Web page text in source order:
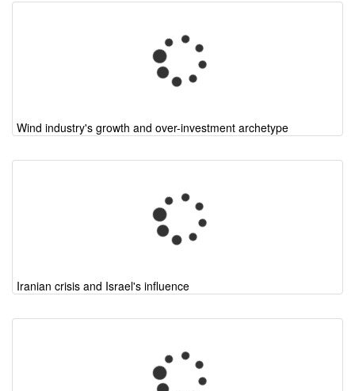
Wind industry's growth and over-investment archetype
Iranian crisis and Israel's influence